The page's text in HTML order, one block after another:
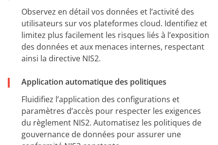
Observez en détail vos données et l’activité des
utilisateurs sur vos plateformes cloud. Identifiez et
limitez plus facilement les risques liés à l’exposition
des données et aux menaces internes, respectant
ainsi la directive NIS2.
Application automatique des politiques
Fluidifiez l’application des configurations et
paramètres d’accès pour respecter les exigences
du règlement NIS2. Automatisez les politiques de
gouvernance de données pour assurer une